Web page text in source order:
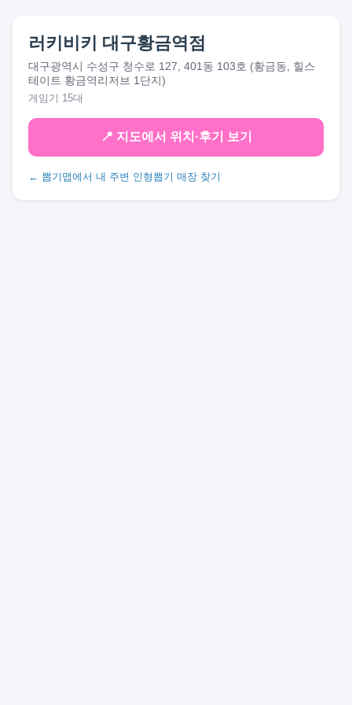
러키비키 대구황금역점
대구광역시 수성구 청수로 127, 401동 103호 (황금동, 힐스
테이트 황금역리저브 1단지)
게임기 15대
📍 지도에서 위치·후기 보기
← 뽑기맵에서 내 주변 인형뽑기 매장 찾기